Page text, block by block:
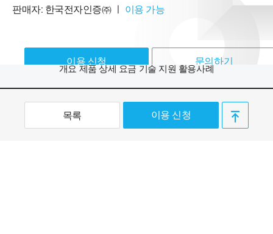
판매자: 한국전자인증㈜ㅣ 이용 가능
이용 신청 문의하기
개요 제품 상세 요금 기술 지원 활용사례
목록 이용 신청